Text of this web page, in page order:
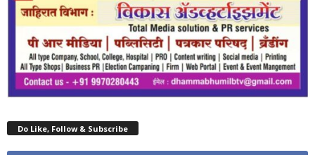
Do Like, Follow & Subscribe